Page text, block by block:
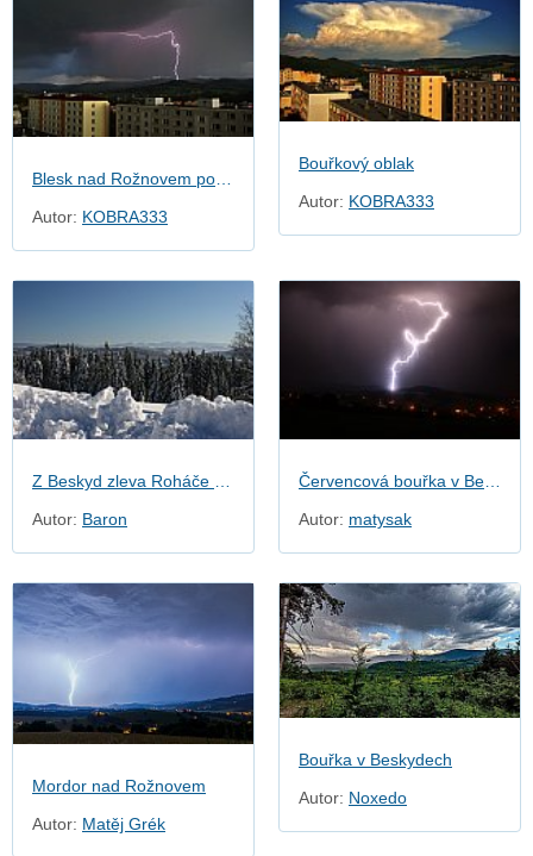
Autor: KOBRA333
Bouřkový oblak
Autor: KOBRA333
Autor: Baron
Autor: matysak
Mordor nad Rožnovem
Autor: Matěj Grék
Bouřka v Beskydech
Autor: Noxedo